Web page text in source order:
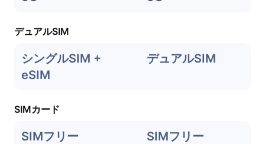
デュアルSIM
シングルSIM +
eSIM
デュアルSIM
SIMカード
SIMフリー SIMフリー